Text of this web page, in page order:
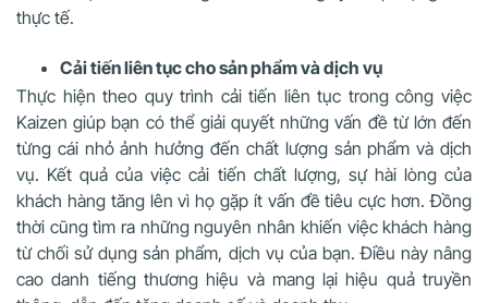
thực tế.
Cải tiến liên tục cho sản phẩm và dịch vụ
Thực hiện theo quy trình cải tiến liên tục trong công việc
Kaizen giúp bạn có thể giải quyết những vấn đề từ lớn đến
từng cái nhỏ ảnh hưởng đến chất lượng sản phẩm và dịch
vụ. Kết quả của việc cải tiến chất lượng, sự hài lòng của
khách hàng tăng lên vì họ gặp ít vấn đề tiêu cực hơn. Đồng
thời cũng tìm ra những nguyên nhân khiến việc khách hàng
từ chối sử dụng sản phẩm, dịch vụ của bạn. Điều này nâng
cao danh tiếng thương hiệu và mang lại hiệu quả truyền